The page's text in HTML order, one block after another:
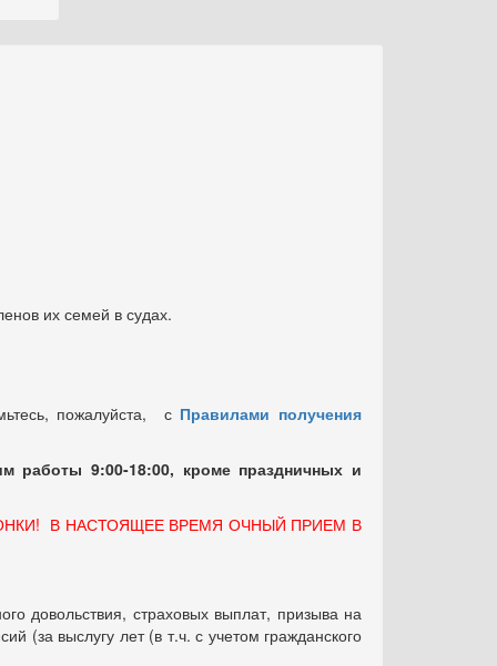
их семей в судах.
пожалуйста, с Правилами получения
работы 9:00-18:00, кроме праздничных и
В НАСТОЯЩЕЕ ВРЕМЯ ОЧНЫЙ ПРИЕМ В
довольствия, страховых выплат, призыва на
(за выслугу лет (в т.ч. с учетом гражданского